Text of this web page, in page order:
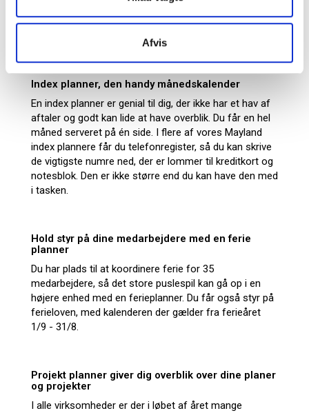
Afvis
Refiller samt tilbehør. Du finder dem i mange flotte
farver som blå, sort, brun eller med illustrationer, i
enten vinyl, skind eller kunstskind.
Index planner, den handy månedskalender
En index planner er genial til dig, der ikke har et hav af
aftaler og godt kan lide at have overblik. Du får en hel
måned serveret på én side. I flere af vores Mayland
index plannere får du telefonregister, så du kan skrive
de vigtigste numre ned, der er lommer til kreditkort og
notesblok. Den er ikke større end du kan have den med
i tasken.
Hold styr på dine medarbejdere med en ferie
planner
Du har plads til at koordinere ferie for 35
medarbejdere, så det store puslespil kan gå op i en
højere enhed med en ferieplanner. Du får også styr på
ferieloven, med kalenderen der gælder fra ferieåret
1/9 - 31/8.
Projekt planner giver dig overblik over dine planer
og projekter
I alle virksomheder er der i løbet af året mange